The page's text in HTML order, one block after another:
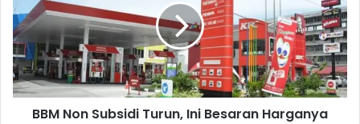
l
T
e
n
t
u
N
o
n
S
u
b
BBM Non Subsidi Turun, Ini Besaran Harganya